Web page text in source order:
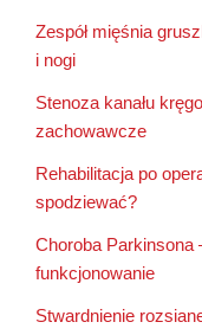
Zespół mięśnia
i nogi
Stenoza kanału
zachowawcze
Rehabilitacja po
spodziewać?
Choroba Parkinsona
funkcjonowanie
Stwardnienie